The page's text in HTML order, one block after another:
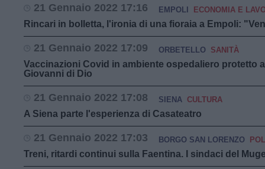
21 Gennaio 2022 17:16 EMPOLI ECONOMIA E
Rincari in bolletta, l'ironia di una fioraia a Empoli:
21 Gennaio 2022 17:09 ORBETELLO SANITÀ
Vaccinazioni Covid in ambiente ospedaliero protetto
Giovanni di Dio
21 Gennaio 2022 17:08 SIENA CULTURA
A Siena parte l'esperienza di Casateatro
21 Gennaio 2022 17:03 BORGO SAN LORENZO
Treni, ritardi continui sulla Faentina. I sindaci del